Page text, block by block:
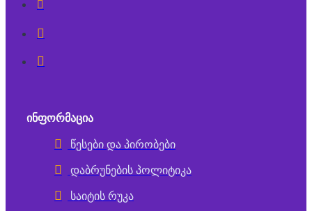
ᲘᲜᲤᲝᲠᲛᲐᲪᲘᲐ
წესები და პირობები
დაბრუნების პოლიტიკა
საიტის რუკა